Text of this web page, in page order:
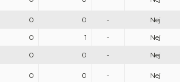
0 0 - Nej
0 1 - Nej
0 0 - Nej
0 0 - Nej